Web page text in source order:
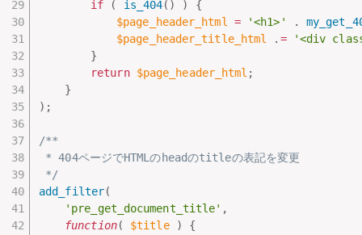
if
( is_404( ) )
{
$page_header_html
= '<h1>' .
$page_header_title_html
. =
'<div
}
return $page_header_html ;
}
) ;
/**
* 404ページでHTMLのheadのtitleの表記を変更
*/
add_filter(
'pre_get_document_title' ,
function( $title ) {